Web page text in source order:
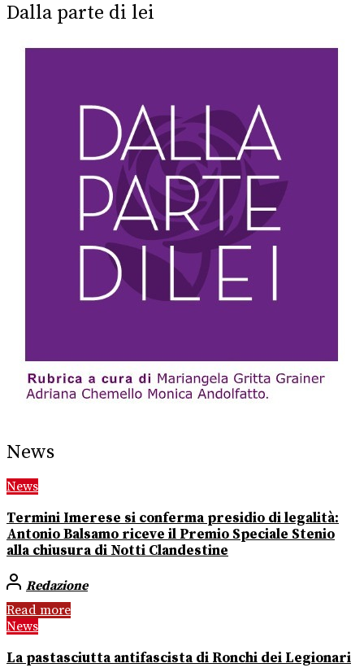
Dalla parte di lei
News
News
Termini Imerese si conferma presidio di legalità:
Antonio Balsamo riceve il Premio Speciale Stenio
alla chiusura di Notti Clandestine
Redazione
Read more
News
La pastasciutta antifascista di Ronchi dei Legionari